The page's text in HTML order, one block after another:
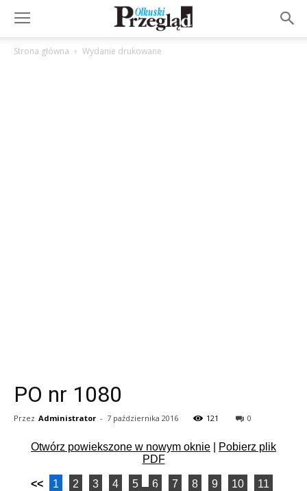
Strona główna Wydanie drukowane
PO nr 1080
Przez Administrator - 7 października 2016 121 0